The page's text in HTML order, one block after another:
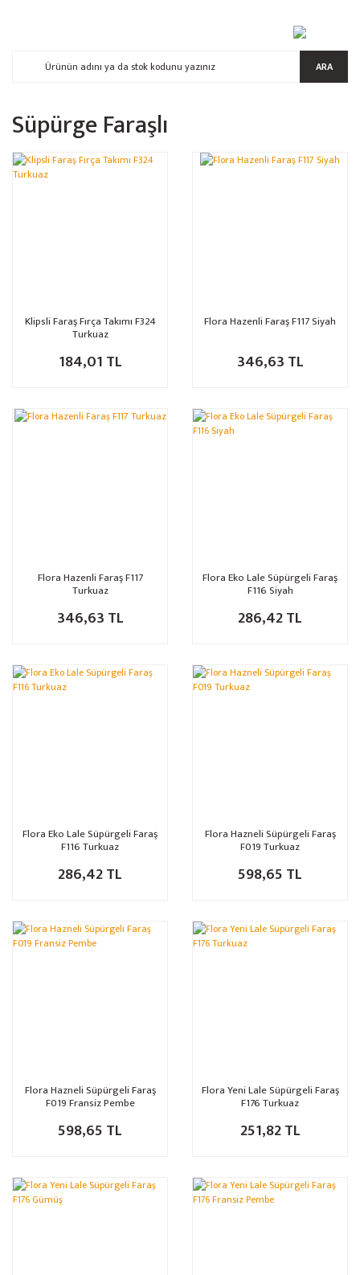
ARA
Süpürge Faraşlı
Klipsli Faraş Fırça Takımı F324
Turkuaz
184,01 TL
Flora Hazenli Faraş F117 Siyah
346,63 TL
Flora Hazenli Faraş F117
Turkuaz
346,63 TL
Flora Eko Lale Süpürgeli Faraş
F116 Siyah
286,42 TL
Flora Eko Lale Süpürgeli Faraş
F116 Turkuaz
286,42 TL
Flora Hazneli Süpürgeli Faraş
F019 Turkuaz
598,65 TL
Flora Hazneli Süpürgeli Faraş
F019 Fransiz Pembe
598,65 TL
Flora Yeni Lale Süpürgeli Faraş
F176 Turkuaz
251,82 TL